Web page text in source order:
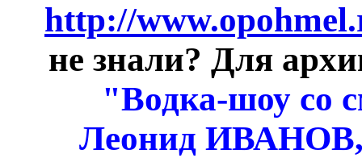
http://
не знали? Для
"Водка-шоу со
Леонид ИВАНОВ,